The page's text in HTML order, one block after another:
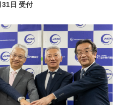
日 受付